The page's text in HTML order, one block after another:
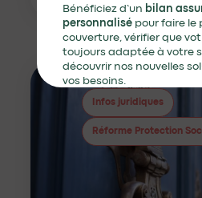
Infos juridiques
Réforme Protection
Bénéficiez d’un bilan
personnalisépour faire le
couverture, vérifier que
toujours adaptée à votre
découvrir nos nouvelles
vos besoins.
Je demande mon bilan